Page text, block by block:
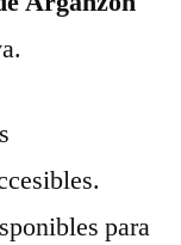
para